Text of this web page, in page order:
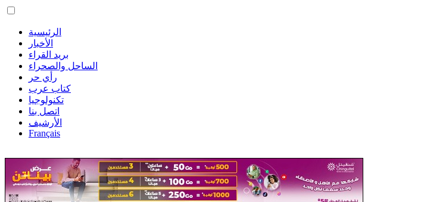
الرئيسية
الأخبار
بريد القراء
الساحل والصحراء
رأي حر
كتاب عرب
تكنولوجيا
اتصل بنا
الأرشيف
Français